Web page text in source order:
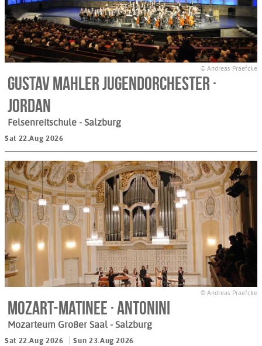
© Andreas Praefcke
Gustav Mahler Jugendorchester ·
Jordan
Felsenreitschule - Salzburg
Sat 22.Aug 2026
© Andreas Praefcke
Mozart-Matinee · Antonini
Mozarteum Großer Saal - Salzburg
Sat 22.Aug 2026 Sun 23.Aug 2026